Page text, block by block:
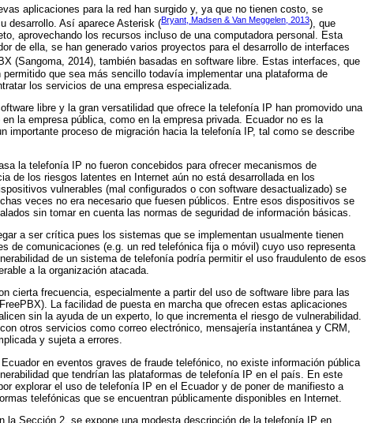
aplicaciones para la red han surgido y, ya que no tienen costo, se
desarrollo. Así aparece Asterisk (Bryant, Madsen & Van Meggelen, 2013), que
aprovechando los recursos incluso de una computadora personal. Esta
de ella, se han generado varios proyectos para el desarrollo de interfaces
(Sangoma, 2014), también basadas en software libre. Estas interfaces, que
que sea más sencillo todavía implementar una plataforma de
los servicios de una empresa especializada.
libre y la gran versatilidad que ofrece la telefonía IP han promovido una
la empresa pública, como en la empresa privada. Ecuador no es la
importante proceso de migración hacia la telefonía IP, tal como se describe
la telefonía IP no fueron concebidos para ofrecer mecanismos de
de los riesgos latentes en Internet aún no está desarrollada en los
vulnerables (mal configurados o con software desactualizado) se
veces no era necesario que fuesen públicos. Entre esos dispositivos se
sin tomar en cuenta las normas de seguridad de información básicas.
a ser crítica pues los sistemas que se implementan usualmente tienen
de comunicaciones (e.g. un red telefónica fija o móvil) cuyo uso representa
de un sistema de telefonía podría permitir el uso fraudulento de esos
a la organización atacada.
cierta frecuencia, especialmente a partir del uso de software libre para las
La facilidad de puesta en marcha que ofrecen estas aplicaciones
sin la ayuda de un experto, lo que incrementa el riesgo de vulnerabilidad.
otros servicios como correo electrónico, mensajería instantánea y CRM,
y sujeta a errores.
en eventos graves de fraude telefónico, no existe información pública
que tendrían las plataformas de telefonía IP en el país. En este
explorar el uso de telefonía IP en el Ecuador y de poner de manifiesto a
telefónicas que se encuentran públicamente disponibles en Internet.
la Sección 2, se expone una modesta descripción de la telefonía IP en